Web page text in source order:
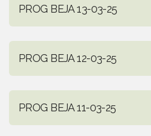
PROG BEJA 13-03-25
PROG BEJA 12-03-25
PROG BEJA 11-03-25